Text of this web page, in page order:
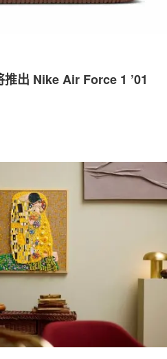
出 Nike Air Force 1 ’01